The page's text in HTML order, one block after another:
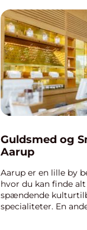
Guldsmed og
Aarup
Aarup er en lille by
hvor du kan finde
spændende
specialiteter. En